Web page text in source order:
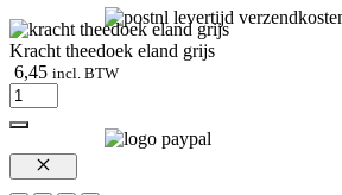
Kracht theedoek eland grijs
6,45 incl. BTW
Kracht
theedoek
eland
grijs
aantalSluiten